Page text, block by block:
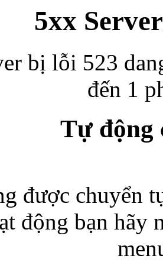
5xx
bị lỗi 523
đến 1
Tự động
được chuyển
động bạn hãy